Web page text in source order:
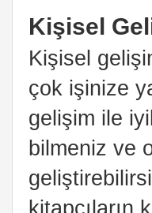
Kişisel
Kişisel
çok işinize
gelişim ile
bilmeniz ve